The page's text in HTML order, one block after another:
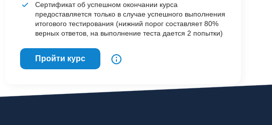
Сертификат об успешном окончании курса
предоставляется только в случае успешного выполнения
итогового тестирования (нижний порог составляет 80%
верных ответов, на выполнение теста дается 2 попытки)
Пройти курс